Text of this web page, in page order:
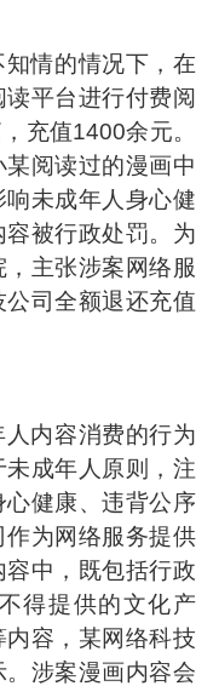
情的情况下，在
平台进行付费阅
充值1400余元。
阅读过的漫画中
未成年人身心健
被行政处罚。为
主张涉案网络服
司全额退还充值
内容消费的行为
成年人原则，注
健康、违背公序
为网络服务提供
中，既包括行政
得提供的文化产
容，某网络科技
涉案漫画内容会